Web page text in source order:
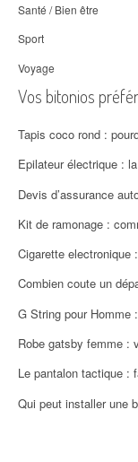
Santé / Bien être
Sport
Voyage
Vos bitonios
Tapis coco rond :
Epilateur électrique :
Devis d’assurance
Kit de ramonage :
Cigarette
Combien coute un
G String pour Homme
Robe gatsby femme :
Le pantalon tactique
Qui peut installer une